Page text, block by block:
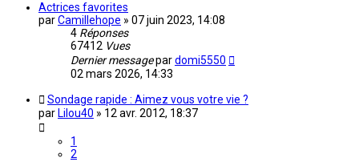
Actrices favorites
parCamillehope » 07 juin 2023, 14:08
4 Réponses
67412 Vues
Dernier messagepardomi5550
02 mars 2026, 14:33
Sondage rapide : Aimez vous votre vie ?
par Lilou40 » 12 avr. 2012, 18:37
1
2